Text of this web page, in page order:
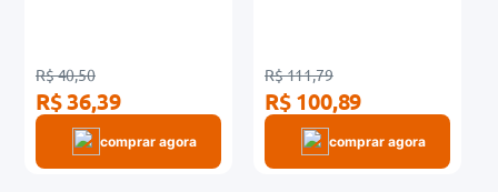
R$ 40,50
R$ 36,39
comprar agora
R$ 111,79
R$ 100,89
comprar agora